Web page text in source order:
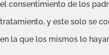
el consentimiento de los
tratamiento, y este solo se
en la que los mismos lo